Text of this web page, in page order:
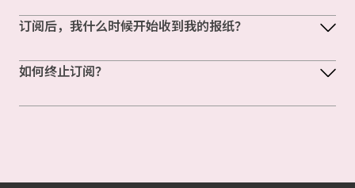
订阅后，我什么时候开始收到我的报纸？
如何终止订阅？